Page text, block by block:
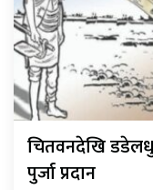
चितवनदेखि
पुर्जा प्रदान